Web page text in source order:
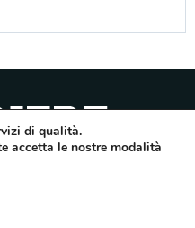
Comunicazione al n.7671
– PI/CF. Reg. naz. stampa 10218/99
di qualità.
accetta le nostre modalità